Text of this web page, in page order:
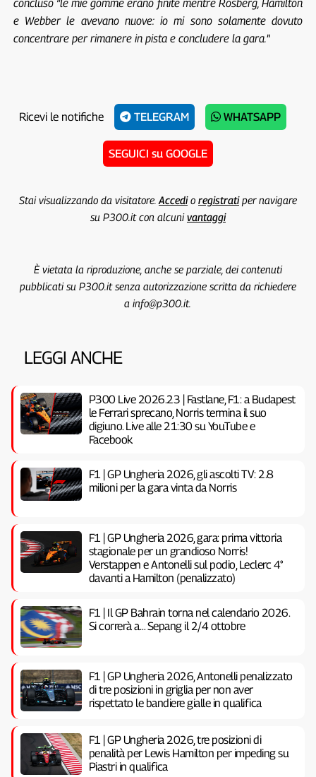
concluso “le mie gomme erano finite mentre Rosberg, Hamilton
e Webber le avevano nuove: io mi sono solamente dovuto
concentrare per rimanere in pista e concludere la gara.”
Ricevi le notifiche TELEGRAM WHATSAPP
SEGUICI su GOOGLE
Stai visualizzando da visitatore. Accedio registratiper navigare
su P300.it con alcunivantaggi
È vietata la riproduzione, anche se parziale, dei contenuti
pubblicati su P300.it senza autorizzazione scritta da richiedere
a info@p300.it.
LEGGI ANCHE
P300 Live 2026.23 | Fastlane, F1: a Budapest
le Ferrari sprecano, Norris termina il suo
digiuno. Live alle 21:30 su YouTube e
Facebook
F1 | GP Ungheria 2026, gli ascolti TV: 2.8
milioni per la gara vinta da Norris
F1 | GP Ungheria 2026, gara: prima vittoria
stagionale per un grandioso Norris!
Verstappen e Antonelli sul podio, Leclerc 4°
davanti a Hamilton (penalizzato)
F1 | Il GP Bahrain torna nel calendario 2026.
Si correrà a… Sepang il 2/4 ottobre
F1 | GP Ungheria 2026, Antonelli penalizzato
di tre posizioni in griglia per non aver
rispettato le bandiere gialle in qualifica
F1 | GP Ungheria 2026, tre posizioni di
penalità per Lewis Hamilton per impeding su
Piastri in qualifica